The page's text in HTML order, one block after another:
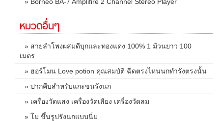
หมวดอื่นๆ
» สายลำโพงผสมดีบุกและทองแดง 100% 1 ม้วนยาว 100
เมตร
» ฮอร์โมน Love potion คุณสมบัติ ฉีดตรงไหนนกทำรังตรงนั้น
» ปากคีบสำหรับแกะขนรังนก
» เครื่องวัดแสง เครื่องวัดเสียง เครื่องวัดลม
» โม ขึ้นรูปรังนกแบบนิ่ม